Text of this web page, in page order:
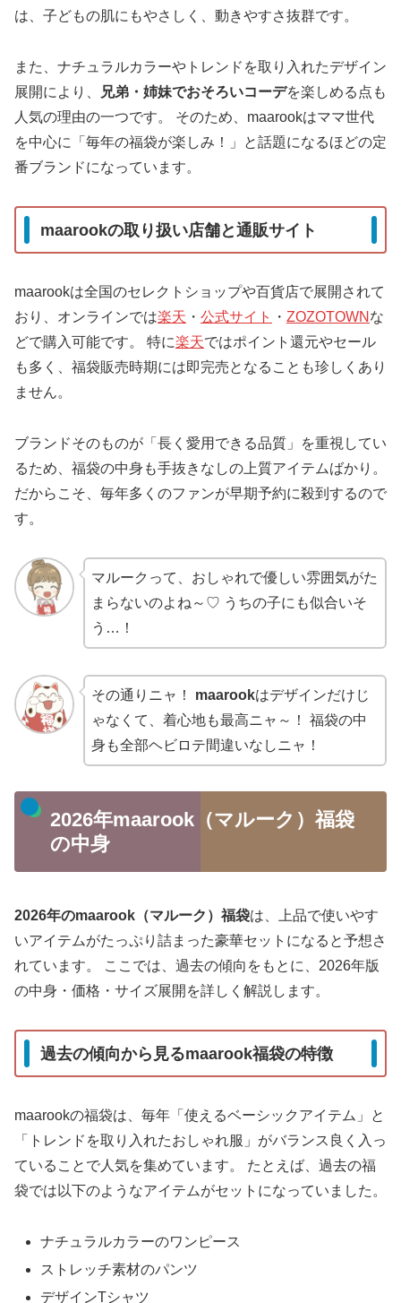
は、子どもの肌にもやさしく、動きやすさ抜群です。
また、ナチュラルカラーやトレンドを取り入れたデザイン
展開により、
兄弟・姉妹でおそろいコーデを楽しめる点も
人気の理由の一つです。 そのため、maarookはママ世代
を中心に「毎年の福袋が楽しみ！」と話題になるほどの定
番ブランドになっています。
maarookの取り扱い店舗と通販サイト
maarookは全国のセレクトショップや百貨店で展開されて
おり、オンラインでは楽天 ・ 公式サイト ・ ZOZOTOWN な
どで購入可能です。 特に楽天ではポイント還元やセール
も多く、福袋販売時期には即完売となることも珍しくあり
ません。
ブランドそのものが「長く愛用できる品質」を重視してい
るため、福袋の中身も手抜きなしの上質アイテムばかり。
だからこそ、毎年多くのファンが早期予約に殺到するので
す。
マルークって、おしゃれで優しい雰囲気がた
まらないのよね～♡ うちの子にも似合いそ
う…！
その通りニャ！ maarookはデザインだけじ
ゃなくて、着心地も最高ニャ～！ 福袋の中
身も全部ヘビロテ間違いなしニャ！
2026年maarook（マルーク）福袋
の中身
2026年のmaarook（マルーク）福袋は、上品で使いやす
いアイテムがたっぷり詰まった豪華セットになると予想さ
れています。 ここでは、過去の傾向をもとに、2026年版
の中身・価格・サイズ展開を詳しく解説します。
過去の傾向から見るmaarook福袋の特徴
maarookの福袋は、毎年「使えるベーシックアイテム」と
「トレンドを取り入れたおしゃれ服」がバランス良く入っ
ていることで人気を集めています。 たとえば、過去の福
袋では以下のようなアイテムがセットになっていました。
ナチュラルカラーのワンピース
ストレッチ素材のパンツ
デザインTシャツ